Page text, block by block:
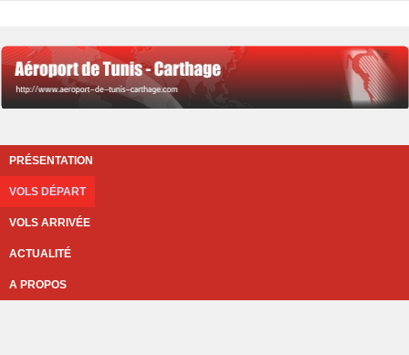
PRÉSENTATION
VOLS DÉPART
VOLS ARRIVÉE
ACTUALITÉ
A PROPOS